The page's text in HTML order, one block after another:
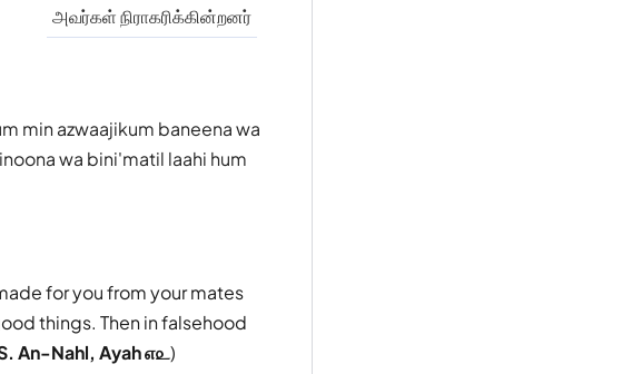
அவர்கள் நிராகரிக்கின்றனர்
min azwaajikum baneena wa
wa bini'matil laahi hum
for you from your mates
things. Then in falsehood
An-Nahl, Ayah ௭௨)